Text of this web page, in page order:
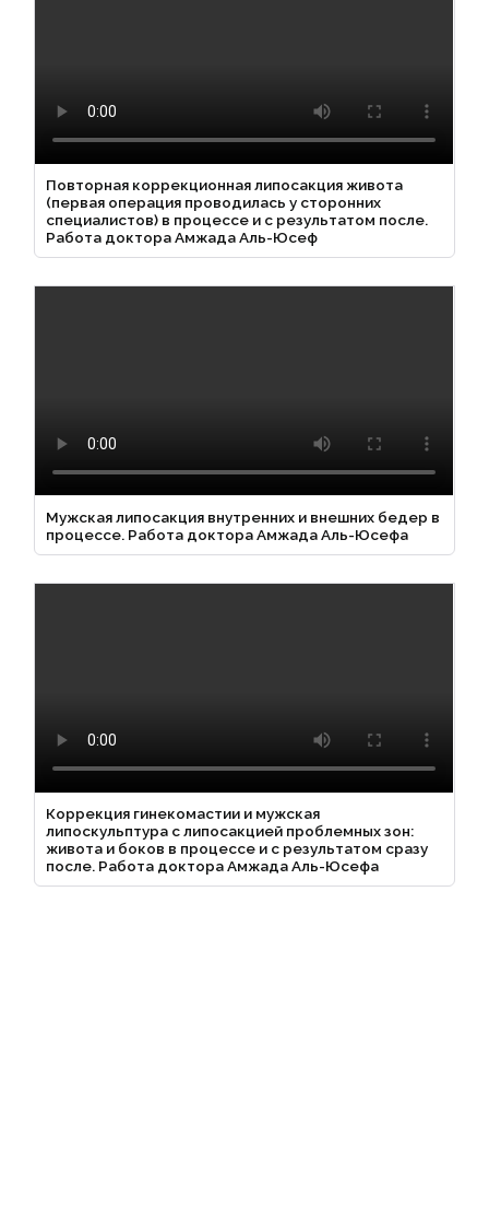
Повторная коррекционная липосакция живота
(первая операция проводилась у сторонних
специалистов) в процессе и с результатом после.
Работа доктора Амжада Аль-Юсеф
Мужская липосакция внутренних и внешних бедер в
процессе. Работа доктора Амжада Аль-Юсефа
Коррекция гинекомастии и мужская
липоскульптура с липосакцией проблемных зон:
живота и боков в процессе и с результатом сразу
после. Работа доктора Амжада Аль-Юсефа